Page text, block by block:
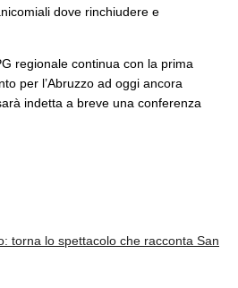
dove rinchiudere e
regionale continua con la prima
per l’Abruzzo ad oggi ancora
indetta a breve una conferenza
torna lo spettacolo che racconta San